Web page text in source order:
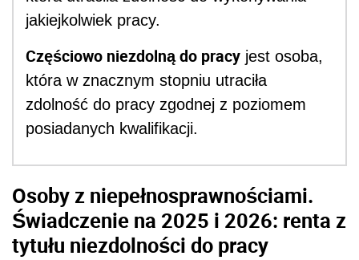
jakiejkolwiek pracy.
Częściowo niezdolną do pracy jest osoba,
która w znacznym stopniu utraciła
zdolność do pracy zgodnej z poziomem
posiadanych kwalifikacji.
Osoby z niepełnosprawnościami.
Świadczenie na 2025 i 2026: renta z
tytułu niezdolności do pracy